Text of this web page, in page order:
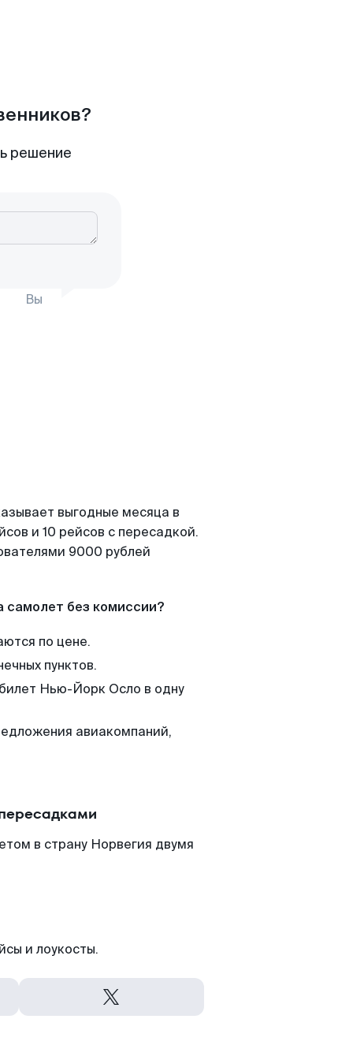
решение
Вы
выгодные месяца в
и 10 рейсов с пересадкой.
9000 рублей
самолет без комиссии?
по цене.
пунктов.
Нью-Йорк Осло в одну
авиакомпаний,
в страну Норвегия двумя
и лоукосты.